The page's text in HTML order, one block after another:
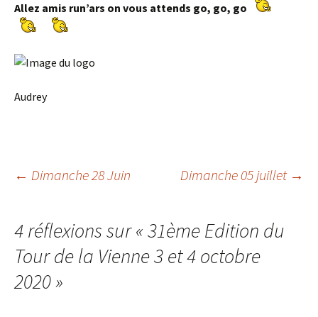
Allez amis run’ars on vous attends go, go, go
Audrey
Navigation
des
articles
← Dimanche 28 Juin Dimanche 05 juillet →
4 réflexions sur «31ème Edition du
Tour de la Vienne 3 et 4 octobre
2020»